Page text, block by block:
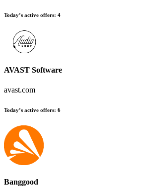
Today’s active offers: 4
AVAST Software
avast.com
Today’s active offers: 6
Banggood